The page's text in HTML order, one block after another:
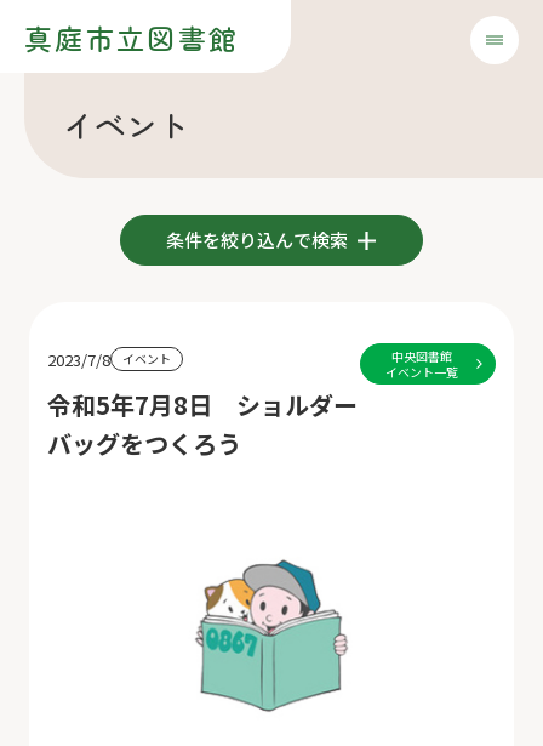
真庭市立図書館
イベント
条件を絞り込んで検索
2023/7/8 イベント
令和5年7月8日 ショルダー
バッグをつくろう
中央図書館
イベント一覧